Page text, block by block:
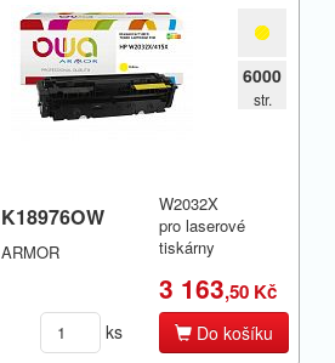
6000
str.
K18976OW
ARMOR
W2032X
pro laserové
tiskárny
3 163,50 Kč
ks Do košíku